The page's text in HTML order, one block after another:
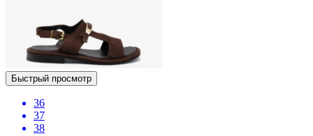
Быстрый просмотр
36
37
38